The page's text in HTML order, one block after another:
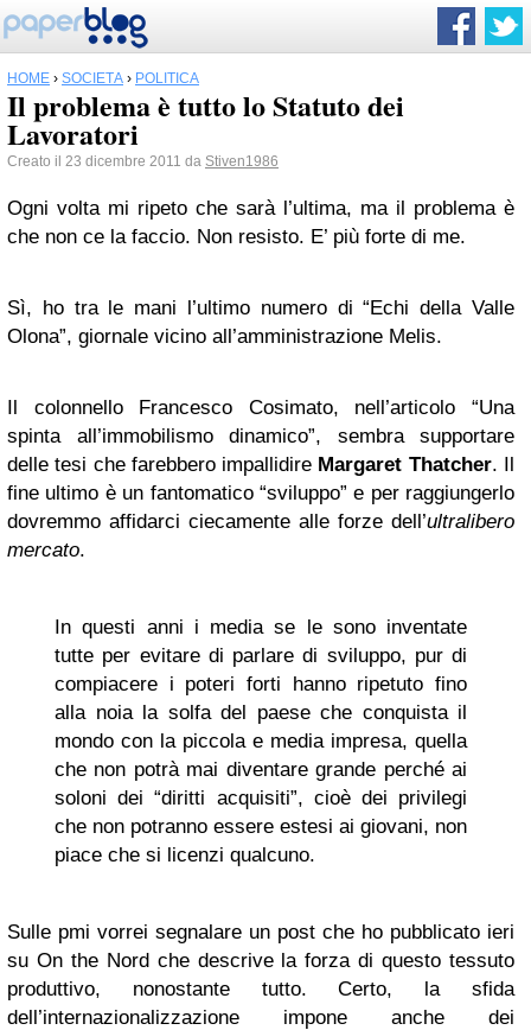
HOME › SOCIETÀ › POLITICA
Il problema è tutto lo Statuto dei
Lavoratori
Creato il 23 dicembre 2011 da Stiven1986
Ogni volta mi ripeto che sarà l’ultima, ma il problema è
che non ce la faccio. Non resisto. E’ più forte di me.
Sì, ho tra le mani l’ultimo numero di “Echi della Valle
Olona”, giornale vicino all’amministrazione Melis.
Il colonnello Francesco Cosimato, nell’articolo “Una
spinta all’immobilismo dinamico”, sembra supportare
delle tesi che farebbero impallidire Margaret Thatcher. Il
fine ultimo è un fantomatico “sviluppo” e per raggiungerlo
dovremmo affidarci ciecamente alle forze dell’ultralibero
mercato.
In questi anni i media se le sono inventate
tutte per evitare di parlare di sviluppo, pur di
compiacere i poteri forti hanno ripetuto fino
alla noia la solfa del paese che conquista il
mondo con la piccola e media impresa, quella
che non potrà mai diventare grande perché ai
soloni dei “diritti acquisiti”, cioè dei privilegi
che non potranno essere estesi ai giovani, non
piace che si licenzi qualcuno.
Sulle pmi vorrei segnalare un post che ho pubblicato ieri
su On the Nord che descrive la forza di questo tessuto
produttivo, nonostante tutto. Certo, la sfida
dell’internazionalizzazione impone anche dei